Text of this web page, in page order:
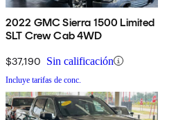
2022 GMC Sierra 1500 Limited
SLT Crew Cab 4WD
$37,190 Sin calificación
Incluye tarifas de conc.